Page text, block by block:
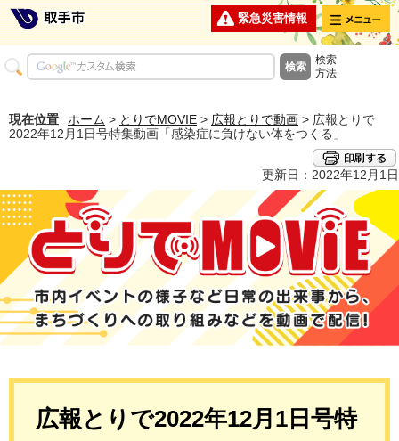
緊急災害情報 メニュー
検索
方法
現在位置 ホーム > とりでMOVIE > 広報とりで動画 > 広報とりで
2022年12月1日号特集動画「感染症に負けない体をつくる」
更新日：2022年12月1日
とりでMOVIE 市内イベントの様子など日常の出来事から、まちづくり
への取り組みなどを動画で配信！
広報とりで2022年12月1日号特